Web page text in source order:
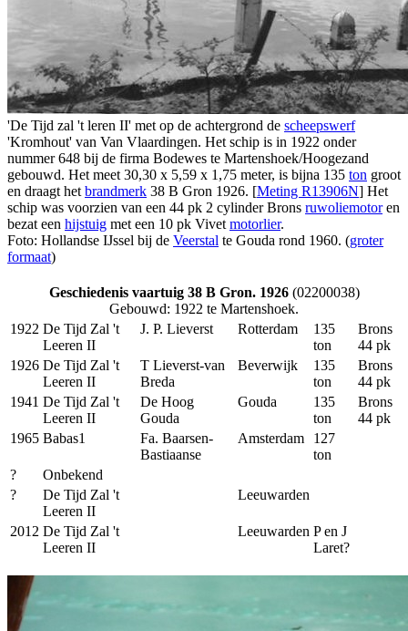
'De Tijd zal 't leren II' met op de achtergrond de scheepswerf
'Kromhout' van Van Vlaardingen. Het schip is in 1922 onder
nummer 648 bij de firma Bodewes te Martenshoek/Hoogezand
gebouwd. Het meet 30,30 x 5,59 x 1,75 meter, is bijna 135 ton groot
en draagt het brandmerk 38 B Gron 1926. [Meting R13906N] Het
schip was voorzien van een 44 pk 2 cylinder Brons ruwoliemotoren
bezat een hijstuig met een 10 pk Vivet motorlier.
Foto: Hollandse IJssel bij de Veerstal te Gouda rond 1960. (groter
formaat)
Geschiedenis vaartuig 38 B Gron. 1926(02200038)
Gebouwd: 1922 te Martenshoek.
1922 De Tijd Zal 't
Leeren II
J. P. Lieverst Rotterdam
135
ton
Brons
44 pk
1926 De Tijd Zal 't
Leeren II
T Lieverst-van
Breda
Beverwijk
135
ton
Brons
44 pk
1941 De Tijd Zal 't
Leeren II
De Hoog
Gouda
Gouda
135
ton
Brons
44 pk
1965 Babas1
Fa. Baarsen-
Bastiaanse
Amsterdam
127
ton
?
Onbekend
?
De Tijd Zal 't
Leeren II
Leeuwarden
2012 De Tijd Zal 't
Leeren II
Leeuwarden P en J
Laret?